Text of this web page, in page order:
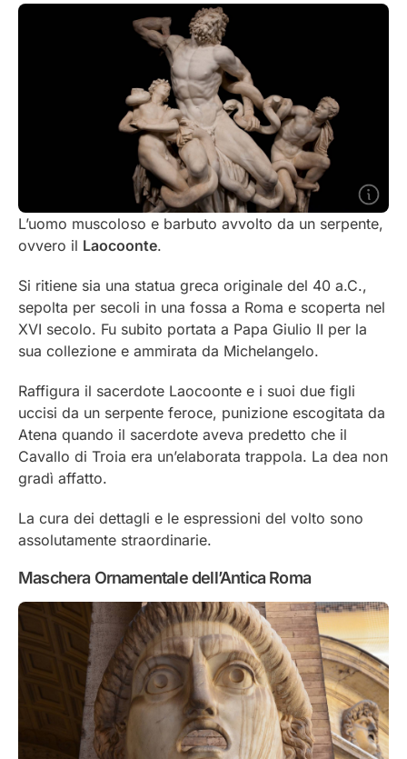
L’uomo muscoloso e barbuto avvolto da un serpente,
ovvero il Laocoonte.
Si ritiene sia una statua greca originale del 40 a.C.,
sepolta per secoli in una fossa a Roma e scoperta nel
XVI secolo. Fu subito portata a Papa Giulio II per la
sua collezione e ammirata da Michelangelo.
Raffigura il sacerdote Laocoonte e i suoi due figli
uccisi da un serpente feroce, punizione escogitata da
Atena quando il sacerdote aveva predetto che il
Cavallo di Troia era un’elaborata trappola. La dea non
gradì affatto.
La cura dei dettagli e le espressioni del volto sono
assolutamente straordinarie.
Maschera Ornamentale dell’Antica Roma